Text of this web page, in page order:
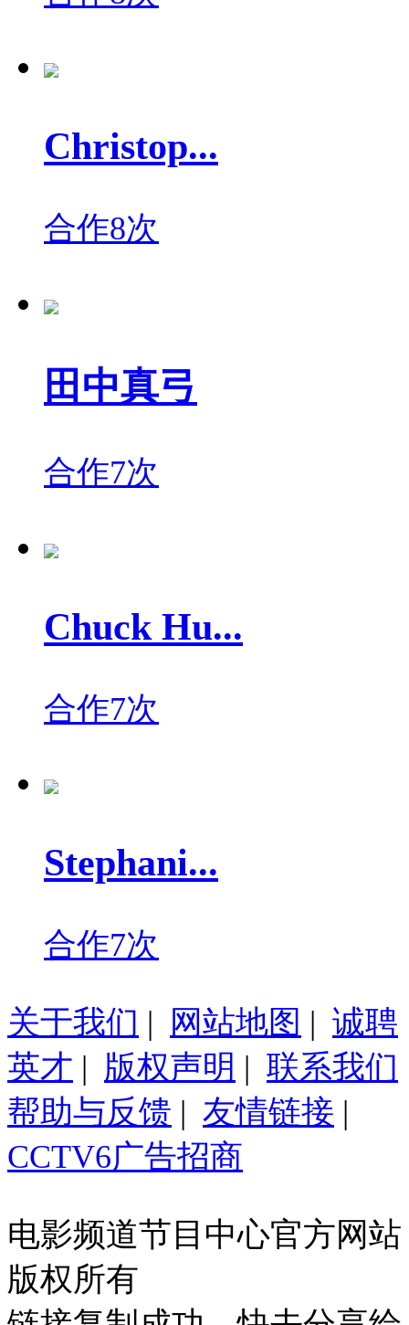
Christop...
合作8次
田中真弓
合作7次
Chuck Hu...
合作7次
Stephani...
合作7次
关于我们 | 网站地图 | 诚聘
英才 | 版权声明 | 联系我们
帮助与反馈 | 友情链接 |
CCTV6广告招商
电影频道节目中心官方网站
版权所有